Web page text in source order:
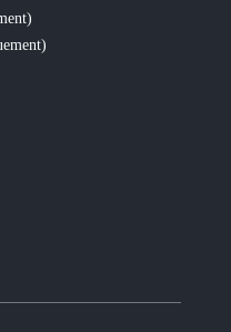
)
)